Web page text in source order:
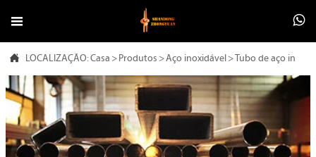
 
 LOCALIZAÇÃO:Casa > Produtos >Aço inoxidável > Tubo de aço